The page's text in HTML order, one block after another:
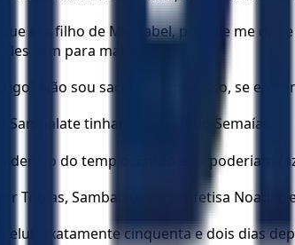
era filho de Meetabel, pois ele me
vêm para matar você”.
Não sou sacerdote; por isso, se
Sambalate tinham contratado Semaías
dentro do templo. Então eles poderiam
Tobias, Sambalate e a profetisa
exatamente cinquenta e dois dias